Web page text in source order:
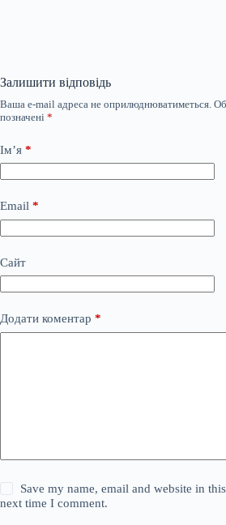
Залишити відповідь
Ваша e-mail адреса не оприлюднюватиметься.
позначені *
Ім’я *
Email *
Сайт
Додати коментар *
Save my name, email and website in
next time I comment.